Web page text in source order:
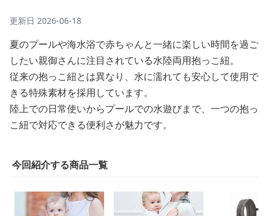
更新日 2026-06-18
夏のプールや海水浴で赤ちゃんと一緒に楽しい時間を過ご
したい親御さんに注目されている水陸両用抱っこ紐。
従来の抱っこ紐とは異なり、水に濡れても安心して使用で
きる特殊素材を採用しています。
陸上での日常使いからプールでの水遊びまで、一つの抱っ
こ紐で対応できる便利さが魅力です。
今回紹介する商品一覧